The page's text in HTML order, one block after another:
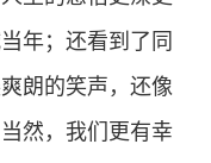
年；还看到了同
朗的笑声，还像
然，我们更有幸